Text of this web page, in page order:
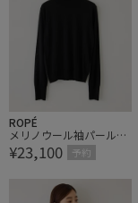
ROPÉ
メリノウール袖パールハ
イネックニット/アンサ
ンブル対応・イージーケ
ア【J'aDoRe・一部店舗
限定サイズ】
¥23,100 予約